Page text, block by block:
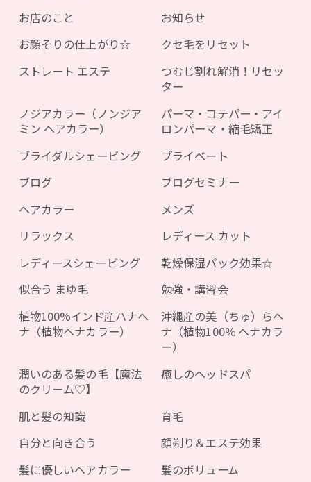
お店のこと
お知らせ
お顔そりの仕上がり☆
クセ毛をリセット
ストレート エステ
つむじ割れ解消！リセッ
ター
ノジアカラー（ノンジア
ミン ヘアカラー）
パーマ・コテパー・アイ
ロンパーマ・縮毛矯正
ブライダルシェービング
プライベート
ブログ
ブログセミナー
ヘアカラー
メンズ
リラックス
レディース カット
レディースシェービング
乾燥保湿パック効果☆
似合う まゆ毛
勉強・講習会
植物100%インド産ハナヘ
ナ（植物ヘナカラー）
沖縄産の美（ちゅ）らヘ
ナ（植物100％ ヘナカラ
ー）
潤いのある髪の毛【魔法
のクリーム♡】
癒しのヘッドスパ
肌と髪の知識
育毛
自分と向き合う
顔剃り＆エステ効果
髪に優しいヘアカラー
髪のボリューム